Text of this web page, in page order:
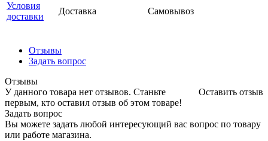
Условия
доставки
Доставка Самовывоз
Отзывы
Задать вопрос
Отзывы
Оставить отзыв
У данного товара нет отзывов. Станьте
первым, кто оставил отзыв об этом товаре!
Задать вопрос
Вы можете задать любой интересующий вас вопрос по товару
или работе магазина.